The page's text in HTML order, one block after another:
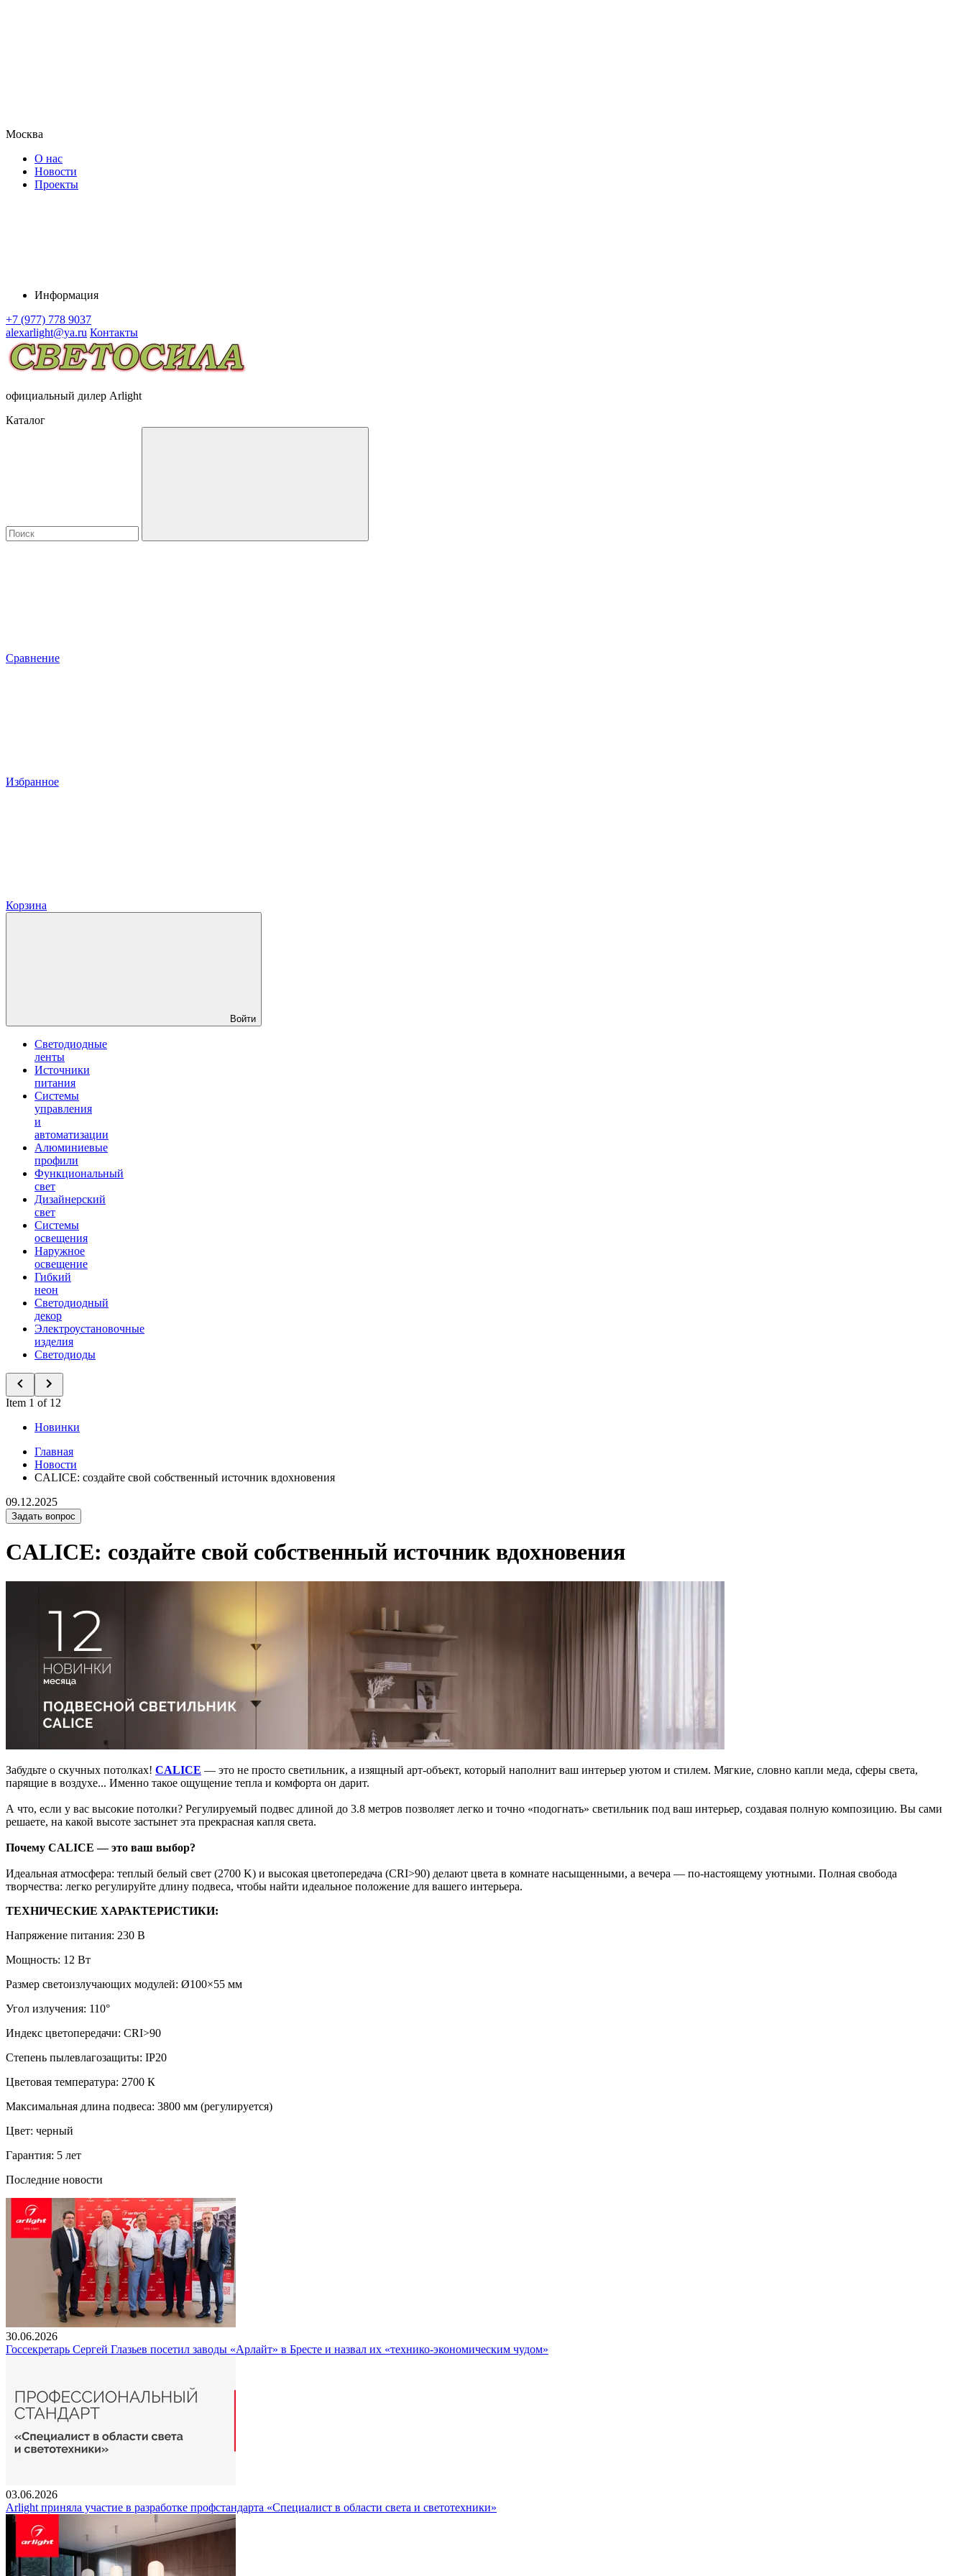
Москва
О нас
Новости
Проекты
Информация
+7 (977) 778 9037
alexarlight@ya.ru Контакты
официальный дилер Arlight
Каталог
Сравнение
Избранное
Корзина
Войти
Светодиодные
ленты
Источники
питания
Системы
управления
и
автоматизации
Алюминиевые
профили
Функциональный
свет
Дизайнерский
свет
Системы
освещения
Наружное
освещение
Гибкий
неон
Светодиодный
декор
Электроустановочные
изделия
Светодиоды
Item 1 of 12
Новинки
Главная
Новости
CALICE: создайте свой собственный источник вдохновения
09.12.2025
Задать вопрос
CALICE: создайте свой собственный источник вдохновения
Забудьте о скучных потолках! CALICE — это не просто светильник, а изящный арт-объект, который наполнит ваш интерьер уютом и стилем. Мягкие, словно капли меда, сферы света,
парящие в воздухе... Именно такое ощущение тепла и комфорта он дарит.
А что, если у вас высокие потолки? Регулируемый подвес длиной до 3.8 метров позволяет легко и точно «подогнать» светильник под ваш интерьер, создавая полную композицию. Вы сами
решаете, на какой высоте застынет эта прекрасная капля света.
Почему CALICE — это ваш выбор?
Идеальная атмосфера: теплый белый свет (2700 K) и высокая цветопередача (CRI>90) делают цвета в комнате насыщенными, а вечера — по-настоящему уютными. Полная свобода
творчества: легко регулируйте длину подвеса, чтобы найти идеальное положение для вашего интерьера.
ТЕХНИЧЕСКИЕ ХАРАКТЕРИСТИКИ:
Напряжение питания: 230 В
Мощность: 12 Вт
Размер светоизлучающих модулей: Ø100×55 мм
Угол излучения: 110°
Индекс цветопередачи: CRI>90
Степень пылевлагозащиты: IP20
Цветовая температура: 2700 К
Максимальная длина подвеса: 3800 мм (регулируется)
Цвет: черный
Гарантия: 5 лет
Последние новости
30.06.2026
Госсекретарь Сергей Глазьев посетил заводы «Арлайт» в Бресте и назвал их «технико-экономическим чудом»
03.06.2026
Arlight приняла участие в разработке профстандарта «Специалист в области света и светотехники»